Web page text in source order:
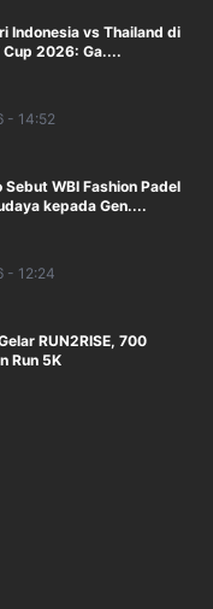
Indonesia vs Thailand di
Cup 2026: Ga....
- 14:52
WBI Fashion Padel
kepada Gen....
- 12:24
RUN2RISE, 700
Run 5K